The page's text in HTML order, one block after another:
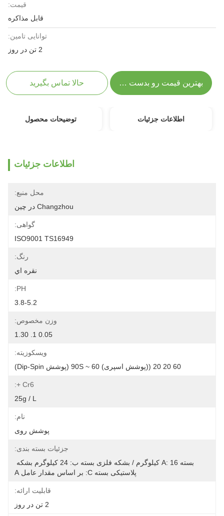
قیمت:
قابل مذاکره
توانایی تامین:
بهترین قیمت رو بدست بیار حالا تماس بگیرید
اطلاعات جزئیات توضیحات محصول
اطلاعات جزئیات
محل منبع:
Changzhou در چین
گواهی:
ISO9001 TS16949
رنگ:
نقره اي
PH:
3.8-5.2
وزن مخصوص:
0.05 1. 1.30
ویسکوزیته:
60 20 20 ((پوشش اسپری) 60 ~ 90S (پوشش Dip-Spin)
Cr6 +:
25g / L
نام:
پوشش روی
جزئیات بسته بندی:
بسته A: 16 کیلوگرم / بشکه فلزی بسته ب: 24 کیلوگرم بشکه
پلاستیکی بسته C: بر اساس مقدار عامل A
قابلیت ارائه: